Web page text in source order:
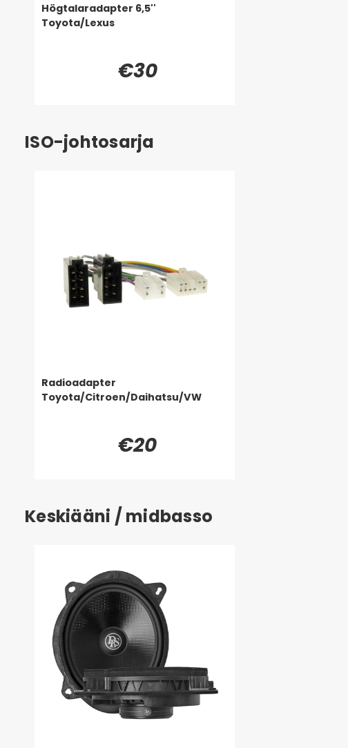
Högtalaradapter 6,5''
Toyota/Lexus
€30
ISO-johtosarja
Radioadapter
Toyota/Citroen/Daihatsu/VW
€20
Keskiääni / midbasso